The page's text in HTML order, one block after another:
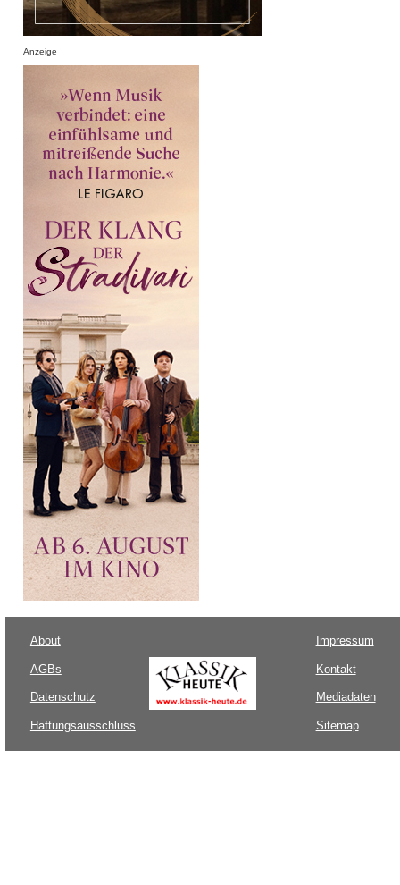
Anzeige
About
AGBs
Datenschutz
Haftungsausschluss
Impressum
Kontakt
Mediadaten
Sitemap